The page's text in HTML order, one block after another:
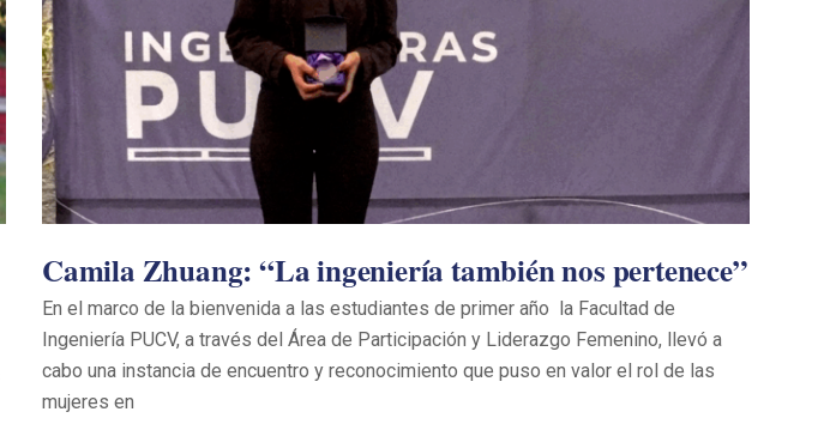
Camila Zhuang: “La ingeniería también nos pertenece”
En el marco de la bienvenida a las estudiantes de primer año la Facultad de
Ingeniería PUCV, a través del Área de Participación y Liderazgo Femenino, llevó a
cabo una instancia de encuentro y reconocimiento que puso en valor el rol de las
mujeres en